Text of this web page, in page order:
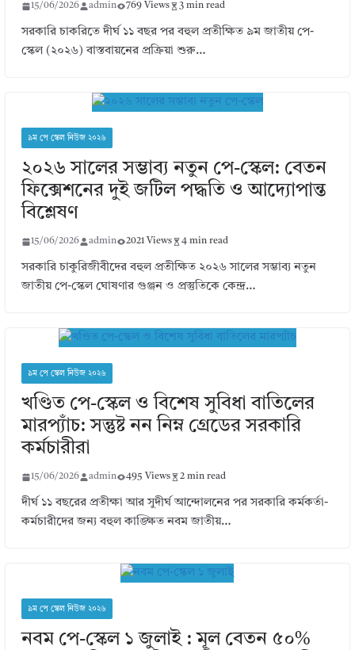
15/06/2026 admin 769 Views 3 min read
সরকারি চাকরিতে দীর্ঘ ১১ বছর পর বহুল প্রতীক্ষিত ৯ম জাতীয় পে-
স্কেল (২০২৬) বাস্তবায়নের প্রক্রিয়া শুরু…
৯ম পে স্কেল নিউজ ২০২৬
২০২৬ সালের সম্ভাব্য নতুন পে-স্কেল: বেতন
ফিক্সেশনের দুই জটিল পদ্ধতি ও আদ্যোপান্ত
বিশ্লেষণ
15/06/2026 admin 2021 Views 4 min read
সরকারি চাকুরিজীবীদের বহুল প্রতীক্ষিত ২০২৬ সালের সম্ভাব্য নতুন
জাতীয় পে-স্কেল ঘোষণার গুঞ্জন ও প্রস্তুতিকে কেন্দ্র…
৯ম পে স্কেল নিউজ ২০২৬
খণ্ডিত পে-স্কেল ও বিশেষ সুবিধা বাতিলের
মারপ্যাঁচ: সন্তুষ্ট নন নিম্ন গ্রেডের সরকারি
কর্মচারীরা
15/06/2026 admin 495 Views 2 min read
দীর্ঘ ১১ বছরের প্রতীক্ষা আর সুদীর্ঘ আন্দোলনের পর সরকারি কর্মকর্তা-
কর্মচারীদের জন্য বহুল কাঙ্ক্ষিত নবম জাতীয়…
৯ম পে স্কেল নিউজ ২০২৬
নবম পে-স্কেল ১ জুলাই : মূল বেতন ৫০%